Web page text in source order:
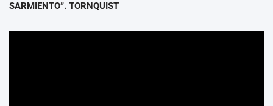
SARMIENTO”. TORNQUIST